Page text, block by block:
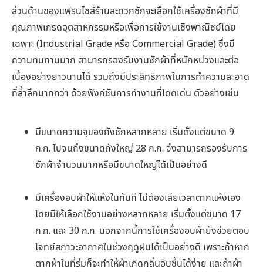
ส่วนด้านของแฟรนไชส์ร้านสะดวกซักจะเลือกใช้เครื่องซักผ้าที่มี
คุณภาพเกรดอุตสาหกรรมหรือเพื่อการใช้งานเชิงพาณิชย์โดย
เฉพาะ (Industrial Grade หรือ Commercial Grade) ซึ่งมี
ความทนทานมาก สามารถรองรับงานซักผ้าที่หนักหน่วงและต่อ
เนื่องอย่างยาวนานได้ รวมถึงมีประสิทธิภาพในการทำความสะอาด
ที่ล้ำลึกมากกว่า ด้วยฟังก์ชันการทำงานที่โดดเด่น ตัวอย่างเช่น
มีขนาดความจุของถังซักหลากหลาย เริ่มตั้งแต่ขนาด 9
ก.ก. ไปจนถึงขนาดถังใหญ่ 28 ก.ก. จึงสามารถรองรับการ
ซักผ้าจำนวนมากหรือมีขนาดใหญ่ได้เป็นอย่างดี
มีเครื่องอบผ้าให้แห้งในทันที ไม่ต้องเสียเวลาตากแห้งเอง
โดยมีให้เลือกใช้งานอย่างหลากหลาย เริ่มตั้งแต่ขนาด 17
ก.ก. และ 30 ก.ก. นอกจากนี้การใช้เครื่องอบผ้ายังช่วยตอบ
โจทย์สภาวะอากาศในช่วงฤดูฝนได้เป็นอย่างดี เพราะถ้าหาก
ตากผ้าในที่ร่มก็จะทำให้ผ้าเกิดกลิ่นอับชื้นได้ง่าย และถ้าผ้า